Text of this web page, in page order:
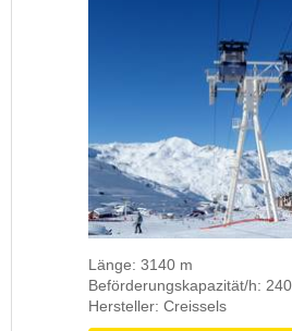
Länge: 3140 m
Beförderungskapazität/h:
Hersteller: Creissels